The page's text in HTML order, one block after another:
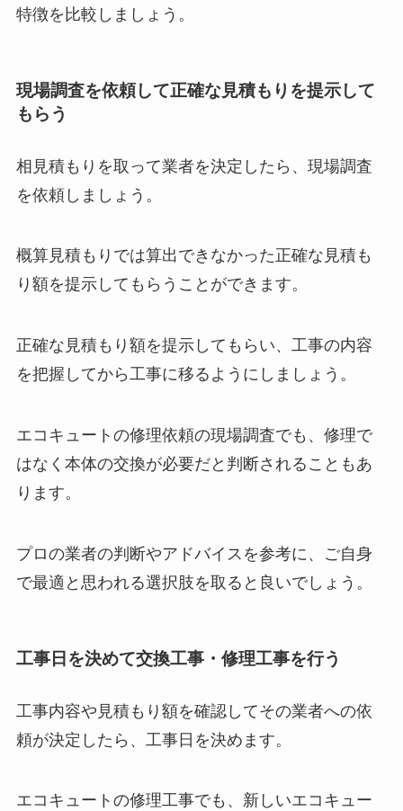
特徴を比較しましょう。
現場調査を依頼して正確な見積もりを提示して
もらう
相見積もりを取って業者を決定したら、現場調査
を依頼しましょう。
概算見積もりでは算出できなかった正確な見積も
り額を提示してもらうことができます。
正確な見積もり額を提示してもらい、工事の内容
を把握してから工事に移るようにしましょう。
エコキュートの修理依頼の現場調査でも、修理で
はなく本体の交換が必要だと判断されることもあ
ります。
プロの業者の判断やアドバイスを参考に、ご自身
で最適と思われる選択肢を取ると良いでしょう。
工事日を決めて交換工事・修理工事を行う
工事内容や見積もり額を確認してその業者への依
頼が決定したら、工事日を決めます。
エコキュートの修理工事でも、新しいエコキュー